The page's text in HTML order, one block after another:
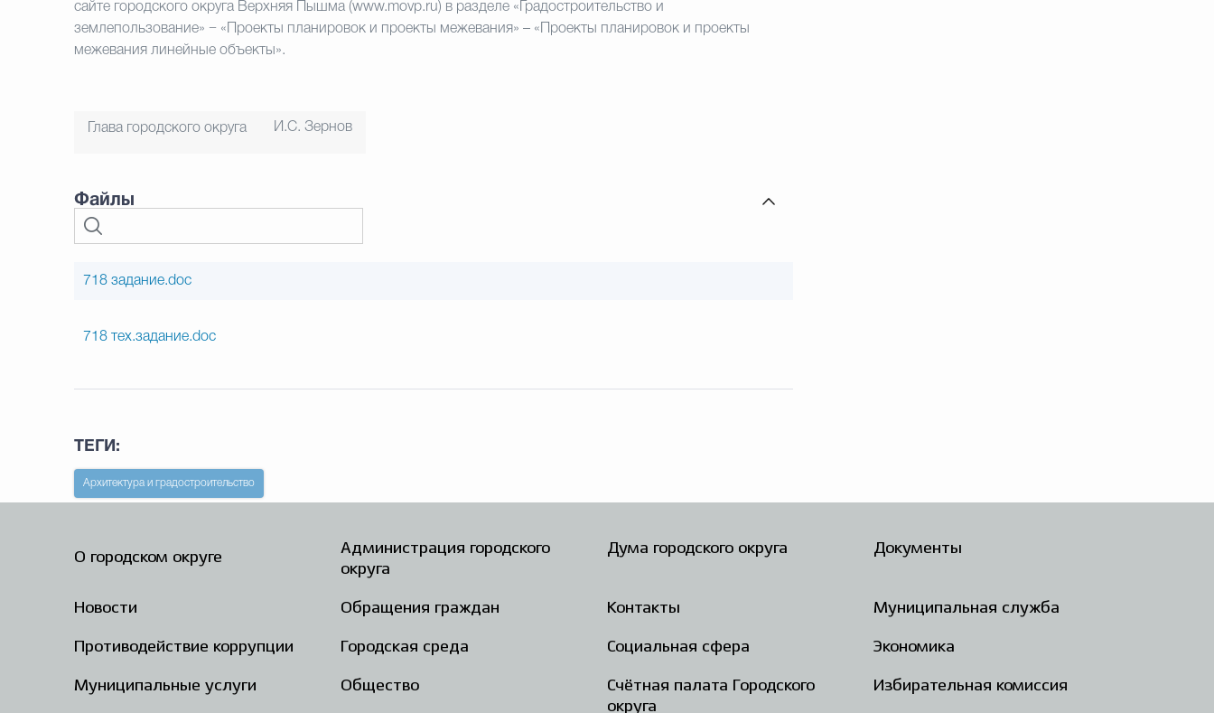
сайте городского округа Верхняя Пышма (www.movp.ru) в разделе «Градостроительство и
землепользование» − «Проекты планировок и проекты межевания» – «Проекты планировок и проекты
межевания линейные объекты».
Глава городского округа И.С. Зернов
Файлы
718 задание.doc
718 тех.задание.doc
ТЕГИ:
Архитектура и градостроительство
О городском округе
Администрация городского
округа
Дума городского округа Документы
Новости Обращения граждан Контакты Муниципальная служба
Противодействие коррупции Городская среда Социальная сфера Экономика
Муниципальные услуги Общество
Счётная палата Городского
округа
Избирательная комиссия